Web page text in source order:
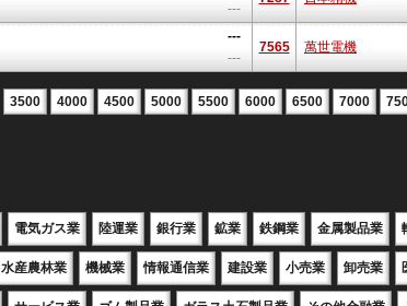
---
---
---
7565 萬世電機
3500 4000 4500 5000 5500 6000 6500 7000
電気ガス業 陸運業 銀行業 鉱業 鉄鋼業 金属製品業
水産農林業 機械業 情報通信業 建設業 小売業 卸売業